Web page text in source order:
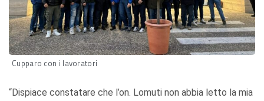
Cupparo con i lavoratori
“Dispiace constatare che l’on. Lomuti non abbia letto la mia